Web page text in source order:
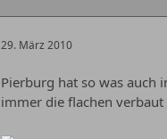
29. März 2010
Pierburg hat so was auch
immer die flachen verbaut